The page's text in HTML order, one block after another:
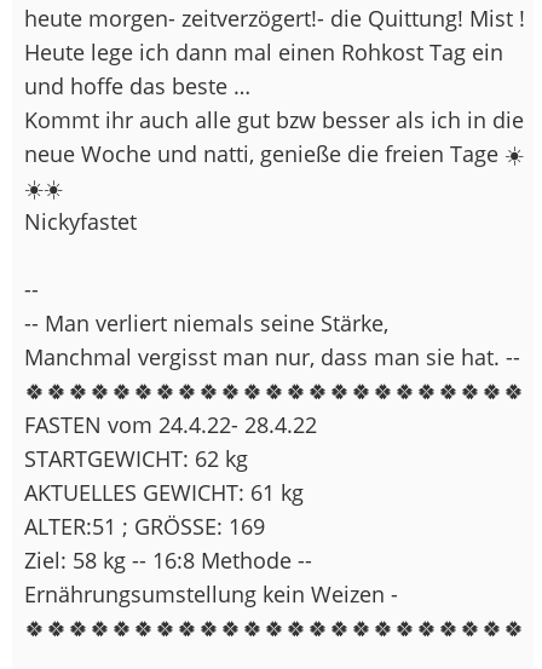
heute morgen- zeitverzögert!- die Quittung! Mist !
Heute lege ich dann mal einen Rohkost Tag ein
und hoffe das beste …
Kommt ihr auch alle gut bzw besser als ich in die
neue Woche und natti, genieße die freien Tage ☀️
☀️☀️
Nickyfastet
--
-- Man verliert niemals seine Stärke,
Manchmal vergisst man nur, dass man sie hat. --
🍀🍀🍀🍀🍀🍀🍀🍀🍀🍀🍀🍀🍀🍀🍀🍀🍀🍀🍀🍀🍀🍀🍀
FASTEN vom 24.4.22- 28.4.22
STARTGEWICHT: 62 kg
AKTUELLES GEWICHT: 61 kg
ALTER:51 ; GRÖSSE: 169
Ziel: 58 kg -- 16:8 Methode --
Ernährungsumstellung kein Weizen -
🍀🍀🍀🍀🍀🍀🍀🍀🍀🍀🍀🍀🍀🍀🍀🍀🍀🍀🍀🍀🍀🍀🍀